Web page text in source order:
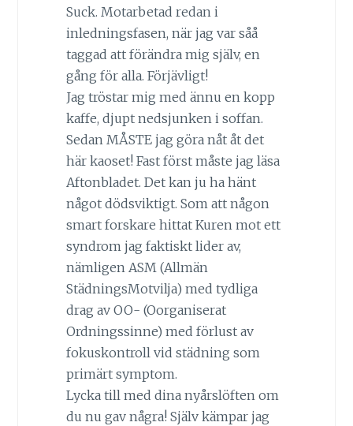
Suck. Motarbetad redan i
inledningsfasen, när jag var såå
taggad att förändra mig själv, en
gång för alla. Förjävligt!
Jag tröstar mig med ännu en kopp
kaffe, djupt nedsjunken i soffan.
Sedan MÅSTE jag göra nåt åt det
här kaoset! Fast först måste jag läsa
Aftonbladet. Det kan ju ha hänt
något dödsviktigt. Som att någon
smart forskare hittat Kuren mot ett
syndrom jag faktiskt lider av,
nämligen ASM (Allmän
StädningsMotvilja) med tydliga
drag av OO- (Oorganiserat
Ordningssinne) med förlust av
fokuskontroll vid städning som
primärt symptom.
Lycka till med dina nyårslöften om
du nu gav några! Själv kämpar jag